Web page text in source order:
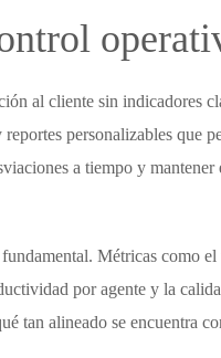
al cliente sin indicadores
personalizables que
a tiempo y
Métricas como
por agente y la
tan alineado se encuentra